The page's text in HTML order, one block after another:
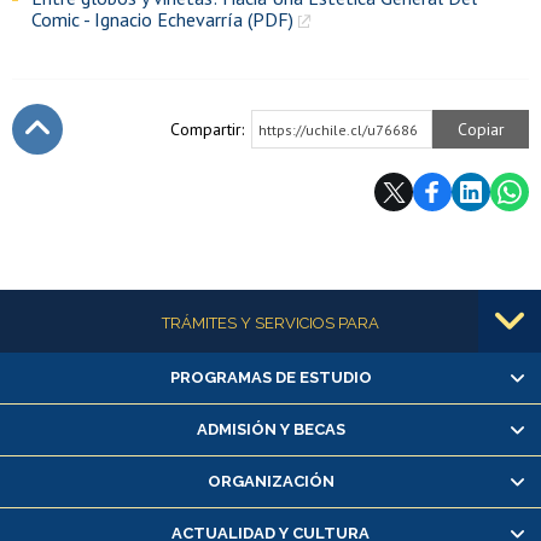
Comic - Ignacio Echevarría (PDF)
Compartir: https://uchile.cl/u76686 Copiar
Más informaciónTRÁMITES Y SERVICIOS PARA
Alumnas/os y exalumnas/os
Matrícula en línea
Inscripción y cambio de asignaturas
Consulta y certificado de notas
PROGRAMAS DE ESTUDIO
ADMISIÓN Y BECAS
ORGANIZACIÓN
ACTUALIDAD Y CULTURA